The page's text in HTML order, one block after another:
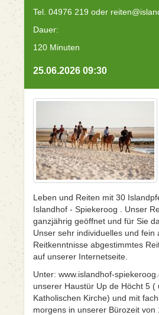
Tel. 04976 219 oder
Dauer:
120 Minuten
25.06.2026 09:30
Leben und Reiten mit 30
Islandhof - Spiekeroog . Unser
ganzjährig geöffnet und für Sie da.
Unser sehr individuelles und fein
Reitkenntnisse abgestimmtes
auf unserer Internetseite.
Unter: www.islandhof-
unserer Haustür Up de Höcht 5 (
Katholischen Kirche) und mit
morgens in unserer Bürozeit von